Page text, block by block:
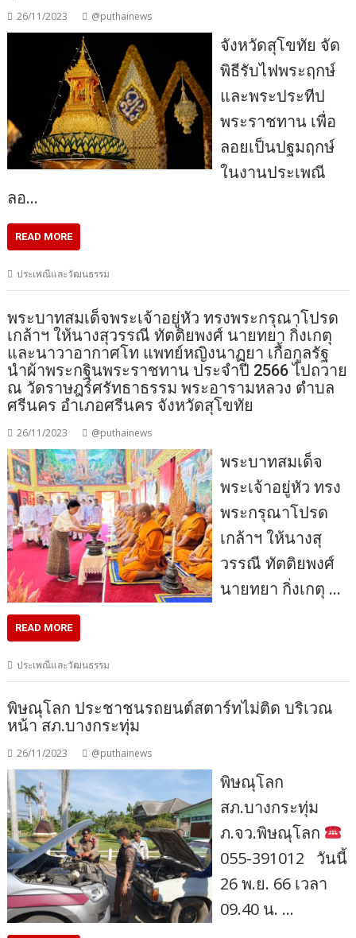
26/11/2023 @puthainews
จังหวัดสุโขทัย จัด
พิธีรับไฟพระฤกษ์
และพระประทีป
พระราชทาน เพื่อ
ลอยเป็นปฐมฤกษ์
ในงานประเพณี
ลอ…
READ MORE
ประเพณีและวัฒนธรรม
พระบาทสมเด็จพระเจ้าอยู่หัว ทรงพระกรุณาโปรด
เกล้าฯ ให้นางสุวรรณี ทัตติยพงศ์ นายทยา กิ่งเกตุ
และนาวาอากาศโท แพทย์หญิงนาฏยา เกื้อกูลรัฐ
นำผ้าพระกฐินพระราชทาน ประจำปี 2566 ไปถวาย
ณ วัดราษฎร์ศรัทธาธรรม พระอารามหลวง ตำบล
ศรีนคร อำเภอศรีนคร จังหวัดสุโขทัย
26/11/2023 @puthainews
พระบาทสมเด็จ
พระเจ้าอยู่หัว ทรง
พระกรุณาโปรด
เกล้าฯ ให้นางสุ
วรรณี ทัตติยพงศ์
นายทยา กิ่งเกตุ …
READ MORE
ประเพณีและวัฒนธรรม
พิษณุโลก ประชาชนรถยนต์สตาร์ทไม่ติด บริเวณ
หน้า สภ.บางกระทุ่ม
26/11/2023 @puthainews
พิษณุโลก
สภ.บางกระทุ่ม
ภ.จว.พิษณุโลก
055-391012 วันนี้
26 พ.ย. 66 เวลา​
09.40 น. …